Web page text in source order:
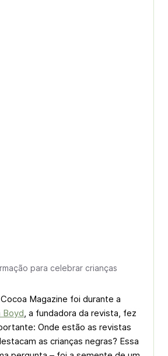
para celebrar crianças
Magazine foi durante a
Boyd, a fundadora da revista, fez
Onde estão as revistas
as crianças negras? Essa